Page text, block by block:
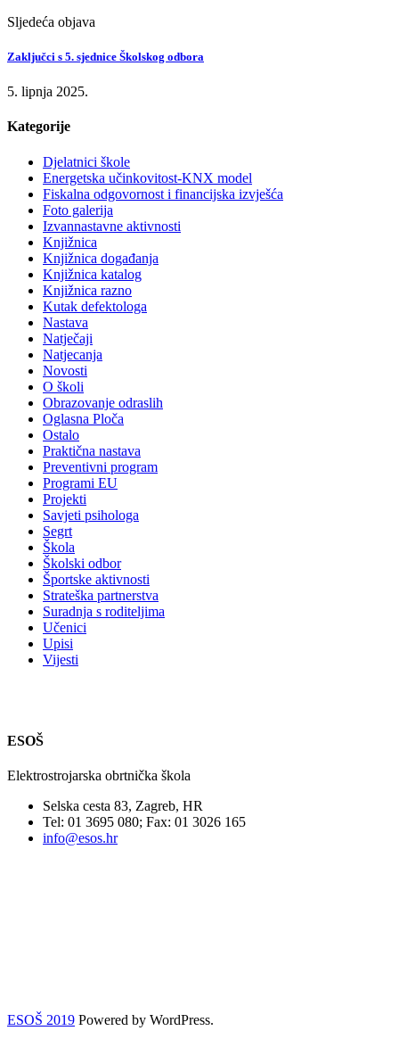
Sljedeća objava
Zaključci s 5. sjednice Školskog odbora
5. lipnja 2025.
Kategorije
Djelatnici škole
Energetska učinkovitost-KNX model
Fiskalna odgovornost i financijska izvješća
Foto galerija
Izvannastavne aktivnosti
Knjižnica
Knjižnica događanja
Knjižnica katalog
Knjižnica razno
Kutak defektologa
Nastava
Natječaji
Natjecanja
Novosti
O školi
Obrazovanje odraslih
Oglasna Ploča
Ostalo
Praktična nastava
Preventivni program
Programi EU
Projekti
Savjeti psihologa
Segrt
Škola
Školski odbor
Športske aktivnosti
Strateška partnerstva
Suradnja s roditeljima
Učenici
Upisi
Vijesti
ESOŠ
Elektrostrojarska obrtnička škola
Selska cesta 83, Zagreb, HR
Tel: 01 3695 080; Fax: 01 3026 165
info@esos.hr
ESOŠ 2019 Powered by WordPress.